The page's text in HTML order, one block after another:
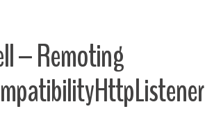
– Remoting